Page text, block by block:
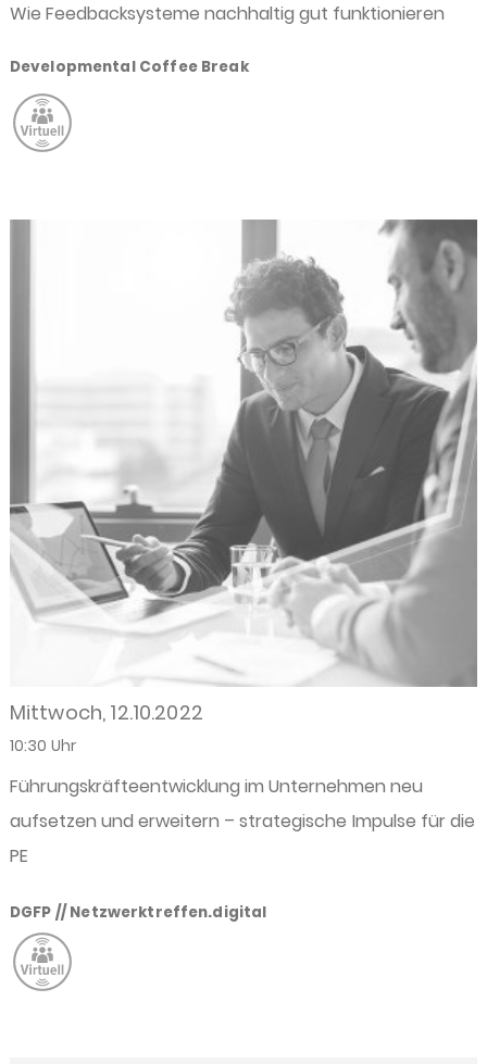
Wie Feedbacksysteme nachhaltig gut funktionieren
Developmental Coffee Break
Mittwoch, 12.10.2022
10:30 Uhr
Führungskräfteentwicklung im Unternehmen neu
aufsetzen und erweitern – strategische Impulse für die
PE
DGFP // Netzwerktreffen.digital